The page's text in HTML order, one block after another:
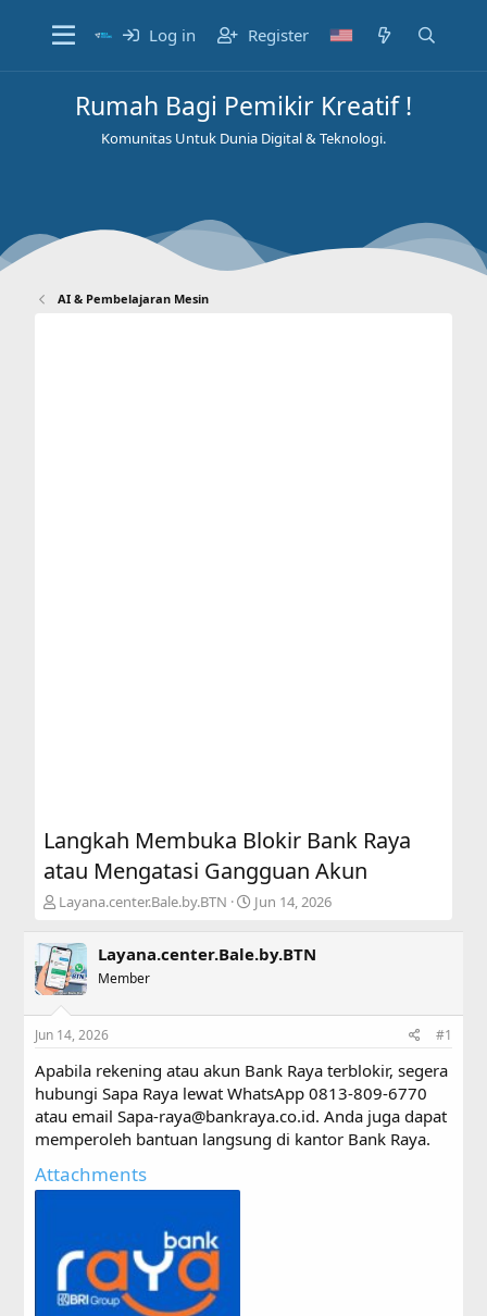
Log in Register
Rumah Bagi Pemikir Kreatif !
Komunitas Untuk Dunia Digital & Teknologi.
AI & Pembelajaran Mesin
Langkah Membuka Blokir Bank Raya
atau Mengatasi Gangguan Akun
T
r
e
a
d
t
r
t
e
r
Layana.center.Bale.by.BTN
S
r
a
Jun 14, 2026
Layana.center.Bale.by.BTN
Member
Jun 14, 2026 #1
Apabila rekening atau akun Bank Raya terblokir, segera
hubungi Sapa Raya lewat WhatsApp 0813-809-6770
atau emailSapa-raya@bankraya.co.id. Anda juga dapat
memperoleh bantuan langsung di kantor Bank Raya.
Attachments